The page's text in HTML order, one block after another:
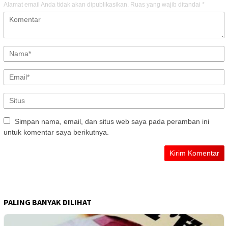
Alamat email Anda tidak akan dipublikasikan. Ruas yang wajib ditandai *
Simpan nama, email, dan situs web saya pada peramban ini
untuk komentar saya berikutnya.
PALING BANYAK DILIHAT